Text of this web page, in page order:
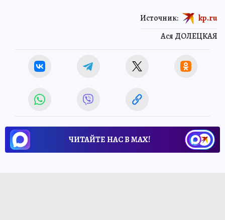
Ася ДОЛЕЦКАЯ
Источник: kp.ru
ЧИТАЙТЕ НАС В МАХ!